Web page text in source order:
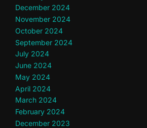
December 2024
November 2024
October 2024
September 2024
July 2024
June 2024
May 2024
April 2024
March 2024
February 2024
December 2023